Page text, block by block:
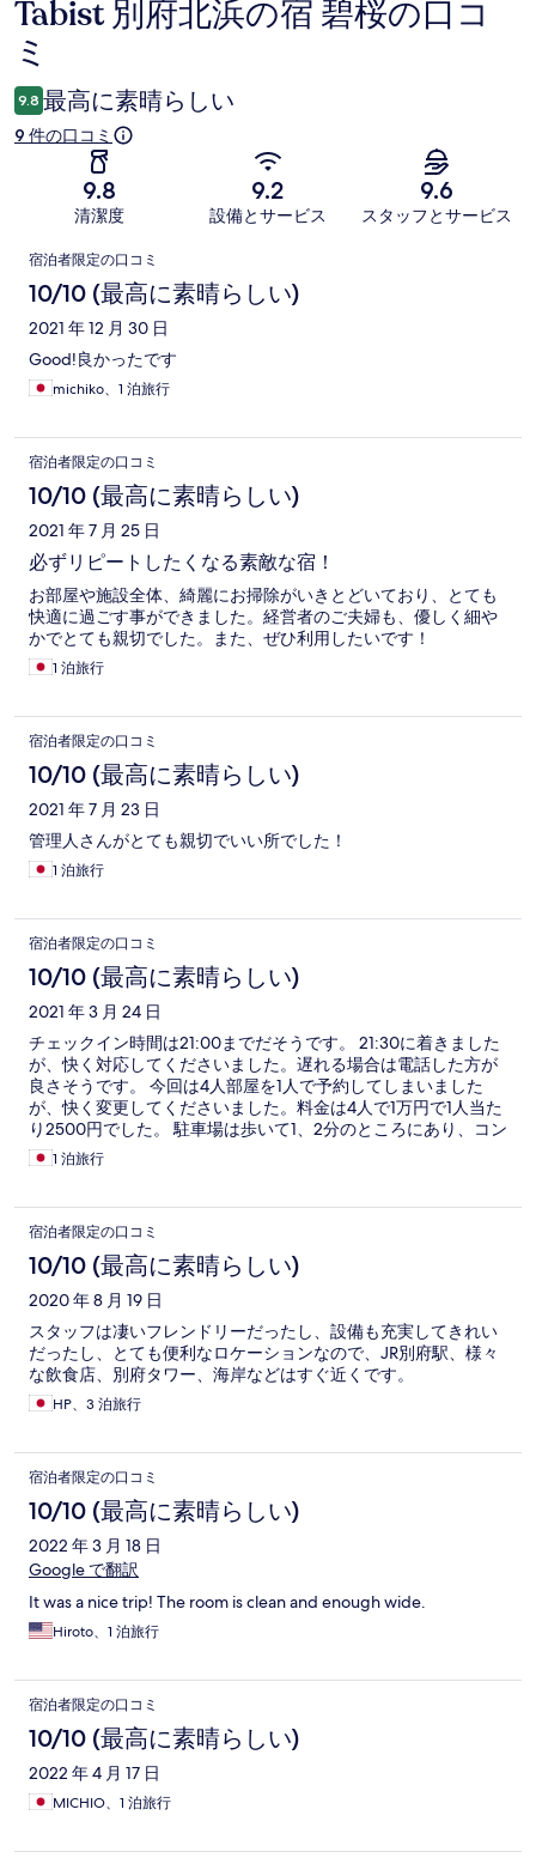
口
コ
ミ
Tabist 別府北浜の宿 碧桜の口コ
ミ
9.8 最高に素晴らしい
9 件の口コミ
9.8
清潔度
9.2
設備とサービス
9.6
スタッフとサービス
口
コ
ミ
宿泊者限定の口コミ
10/10 (最高に素晴らしい)
2021 年 12 月 30 日
Good!良かったです
michiko、1 泊旅行
宿泊者限定の口コミ
10/10 (最高に素晴らしい)
2021 年 7 月 25 日
必ずリピートしたくなる素敵な宿！
お部屋や施設全体、綺麗にお掃除がいきとどいており、とても
快適に過ごす事ができました。経営者のご夫婦も、優しく細や
かでとても親切でした。また、ぜひ利用したいです！
1 泊旅行
宿泊者限定の口コミ
10/10 (最高に素晴らしい)
2021 年 7 月 23 日
管理人さんがとても親切でいい所でした！
1 泊旅行
宿泊者限定の口コミ
10/10 (最高に素晴らしい)
2021 年 3 月 24 日
チェックイン時間は21:00までだそうです。 21:30に着きました
が、快く対応してくださいました。遅れる場合は電話した方が
良さそうです。 今回は4人部屋を1人で予約してしまいました
が、快く変更してくださいました。料金は4人で1万円で1人当た
り2500円でした。 駐車場は歩いて1、2分のところにあり、コン
ビニの近くでした。料金は500円でした。 近くのおすすめの温
泉や料理店を教えてくださいました。 4人部屋は清潔で、大き
面台は各階にあり、共用でした。 1階部分にはキッチンがあり、
無料のお茶やコーヒーがあり、調味料も置いてありました。 1日
500円の貸釣り竿も置いてありました。 本当にスタッフの方が
いい方で、もう一度、訪れたいです。
1 泊旅行
宿泊者限定の口コミ
10/10 (最高に素晴らしい)
2020 年 8 月 19 日
スタッフは凄いフレンドリーだったし、設備も充実してきれい
だったし、とても便利なロケーションなので、JR別府駅、様々
な飲食店、別府タワー、海岸などはすぐ近くです。
HP、3 泊旅行
宿泊者限定の口コミ
10/10 (最高に素晴らしい)
2022 年 3 月 18 日
Google で翻訳
It was a nice trip! The room is clean and enough wide.
Hiroto、1 泊旅行
宿泊者限定の口コミ
10/10 (最高に素晴らしい)
2022 年 4 月 17 日
MICHIO、1 泊旅行